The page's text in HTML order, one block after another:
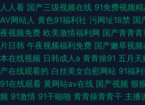
人人看 国产三级视频在线 91免费视频精
AV网站人 黄色91福利社 污网址18禁 国
夜视频免费 欧美激情福利网 国产青青青
片日韩 午夜视频福利免费 国产嫩草视
本在线视频 日韩成人a 青青操91 五月天
产在线观看的 白丝美女自慰网站 91福
91在线观看 黄网站av在线 国产视频 狠
频 91激情 91干啪啪 青青操青青干 主播